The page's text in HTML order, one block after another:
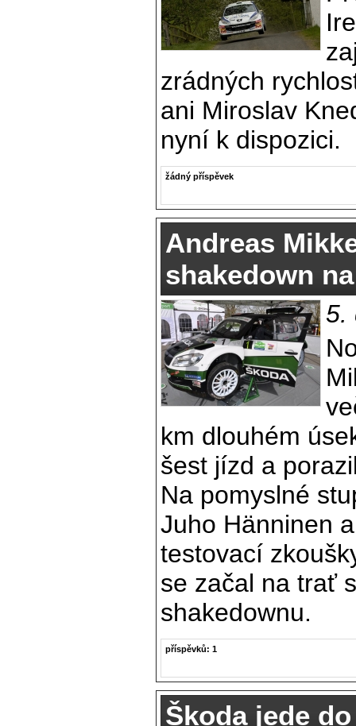
zrádných
ani Miroslav
nyní k dispozici.
žádný příspěvek
Andreas
shakedown
5.
km dlouhém
šest jízd a
Na pomyslné
Juho Hänninen
testovací
se začal na trať
shakedownu.
příspěvků: 1
Škoda jede